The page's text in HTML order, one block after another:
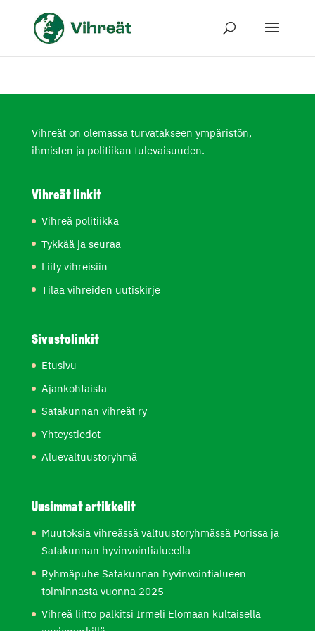
Vihreät on olemassa turvatakseen ympäristön,
ihmisten ja politiikan tulevaisuuden.
Vihreät linkit
Vihreä politiikka
Tykkää ja seuraa
Liity vihreisiin
Tilaa vihreiden uutiskirje
Sivustolinkit
Etusivu
Ajankohtaista
Satakunnan vihreät ry
Yhteystiedot
Aluevaltuustoryhmä
Uusimmat artikkelit
Muutoksia vihreässä valtuustoryhmässä Porissa ja
Satakunnan hyvinvointialueella
Ryhmäpuhe Satakunnan hyvinvointialueen
toiminnasta vuonna 2025
Vihreä liitto palkitsi Irmeli Elomaan kultaisella